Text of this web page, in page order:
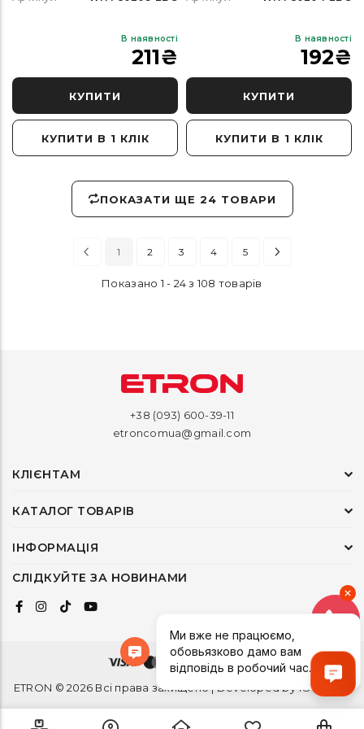
В наявності
211₴
КУПИТИ
КУПИТИ В 1 КЛІК
В наявності
192₴
КУПИТИ
КУПИТИ В 1 КЛІК
ПОКАЗАТИ ЩЕ 24 ТОВАРИ
1 2 3 4 5
Показано 1 - 24 з 108 товарів
+38 (093) 600-39-11
etroncomua@gmail.com
КЛІЄНТАМ
КАТАЛОГ ТОВАРІВ
ІНФОРМАЦІЯ
СЛІДКУЙТЕ ЗА НОВИНАМИ
ETRON © 2026 Всі права захищено | Developed by1ONEDEV